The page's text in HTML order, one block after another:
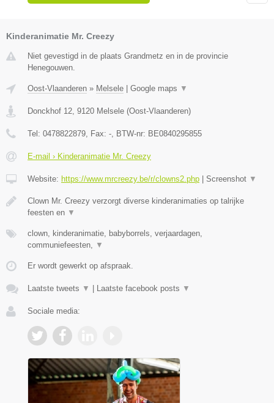
Kinderanimatie Mr. Creezy
Niet gevestigd in de plaats Grandmetz en in de provincie
Henegouwen.
Oost-Vlaanderen » Melsele Google maps ▼
Donckhof 12, 9120 Melsele (Oost-Vlaanderen)
Tel: 0478822879, Fax: -, BTW-nr: BE0840295855
E-mail › Kinderanimatie Mr. Creezy
Website: https://www.mrcreezy.be/r/clowns2.php Screenshot ▼
Clown Mr. Creezy verzorgt diverse kinderanimaties op talrijke
feesten en ▼
clown, kinderanimatie, babyborrels, verjaardagen,
communiefeesten, ▼
Er wordt gewerkt op afspraak.
Laatste tweets ▼ Laatste facebook posts ▼
Sociale media: